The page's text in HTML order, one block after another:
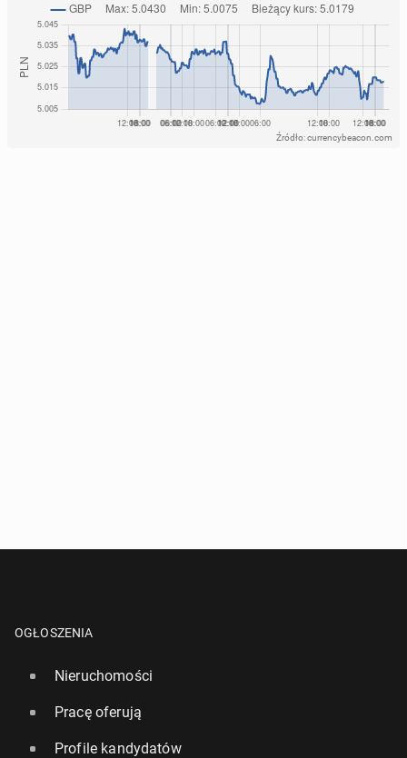
Źródło: currencybeacon.com
OGŁOSZENIA
Nieruchomości
Pracę oferują
Profile kandydatów